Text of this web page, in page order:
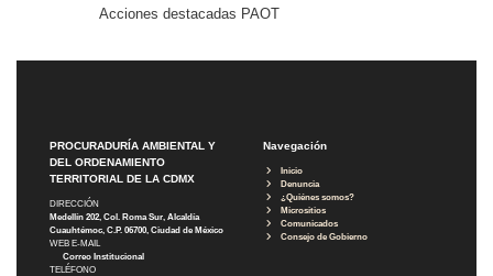
Acciones destacadas PAOT
PROCURADURÍA AMBIENTAL Y
DEL ORDENAMIENTO
TERRITORIAL DE LA CDMX
DIRECCIÓN
Medellín 202, Col. Roma Sur, Alcaldía
Cuauhtémoc, C.P. 06700, Ciudad de México
WEB E-MAIL
Correo Institucional
TELÉFONO
Navegación
Inicio
Denuncia
¿Quiénes somos?
Micrositios
Comunicados
Consejo de Gobierno